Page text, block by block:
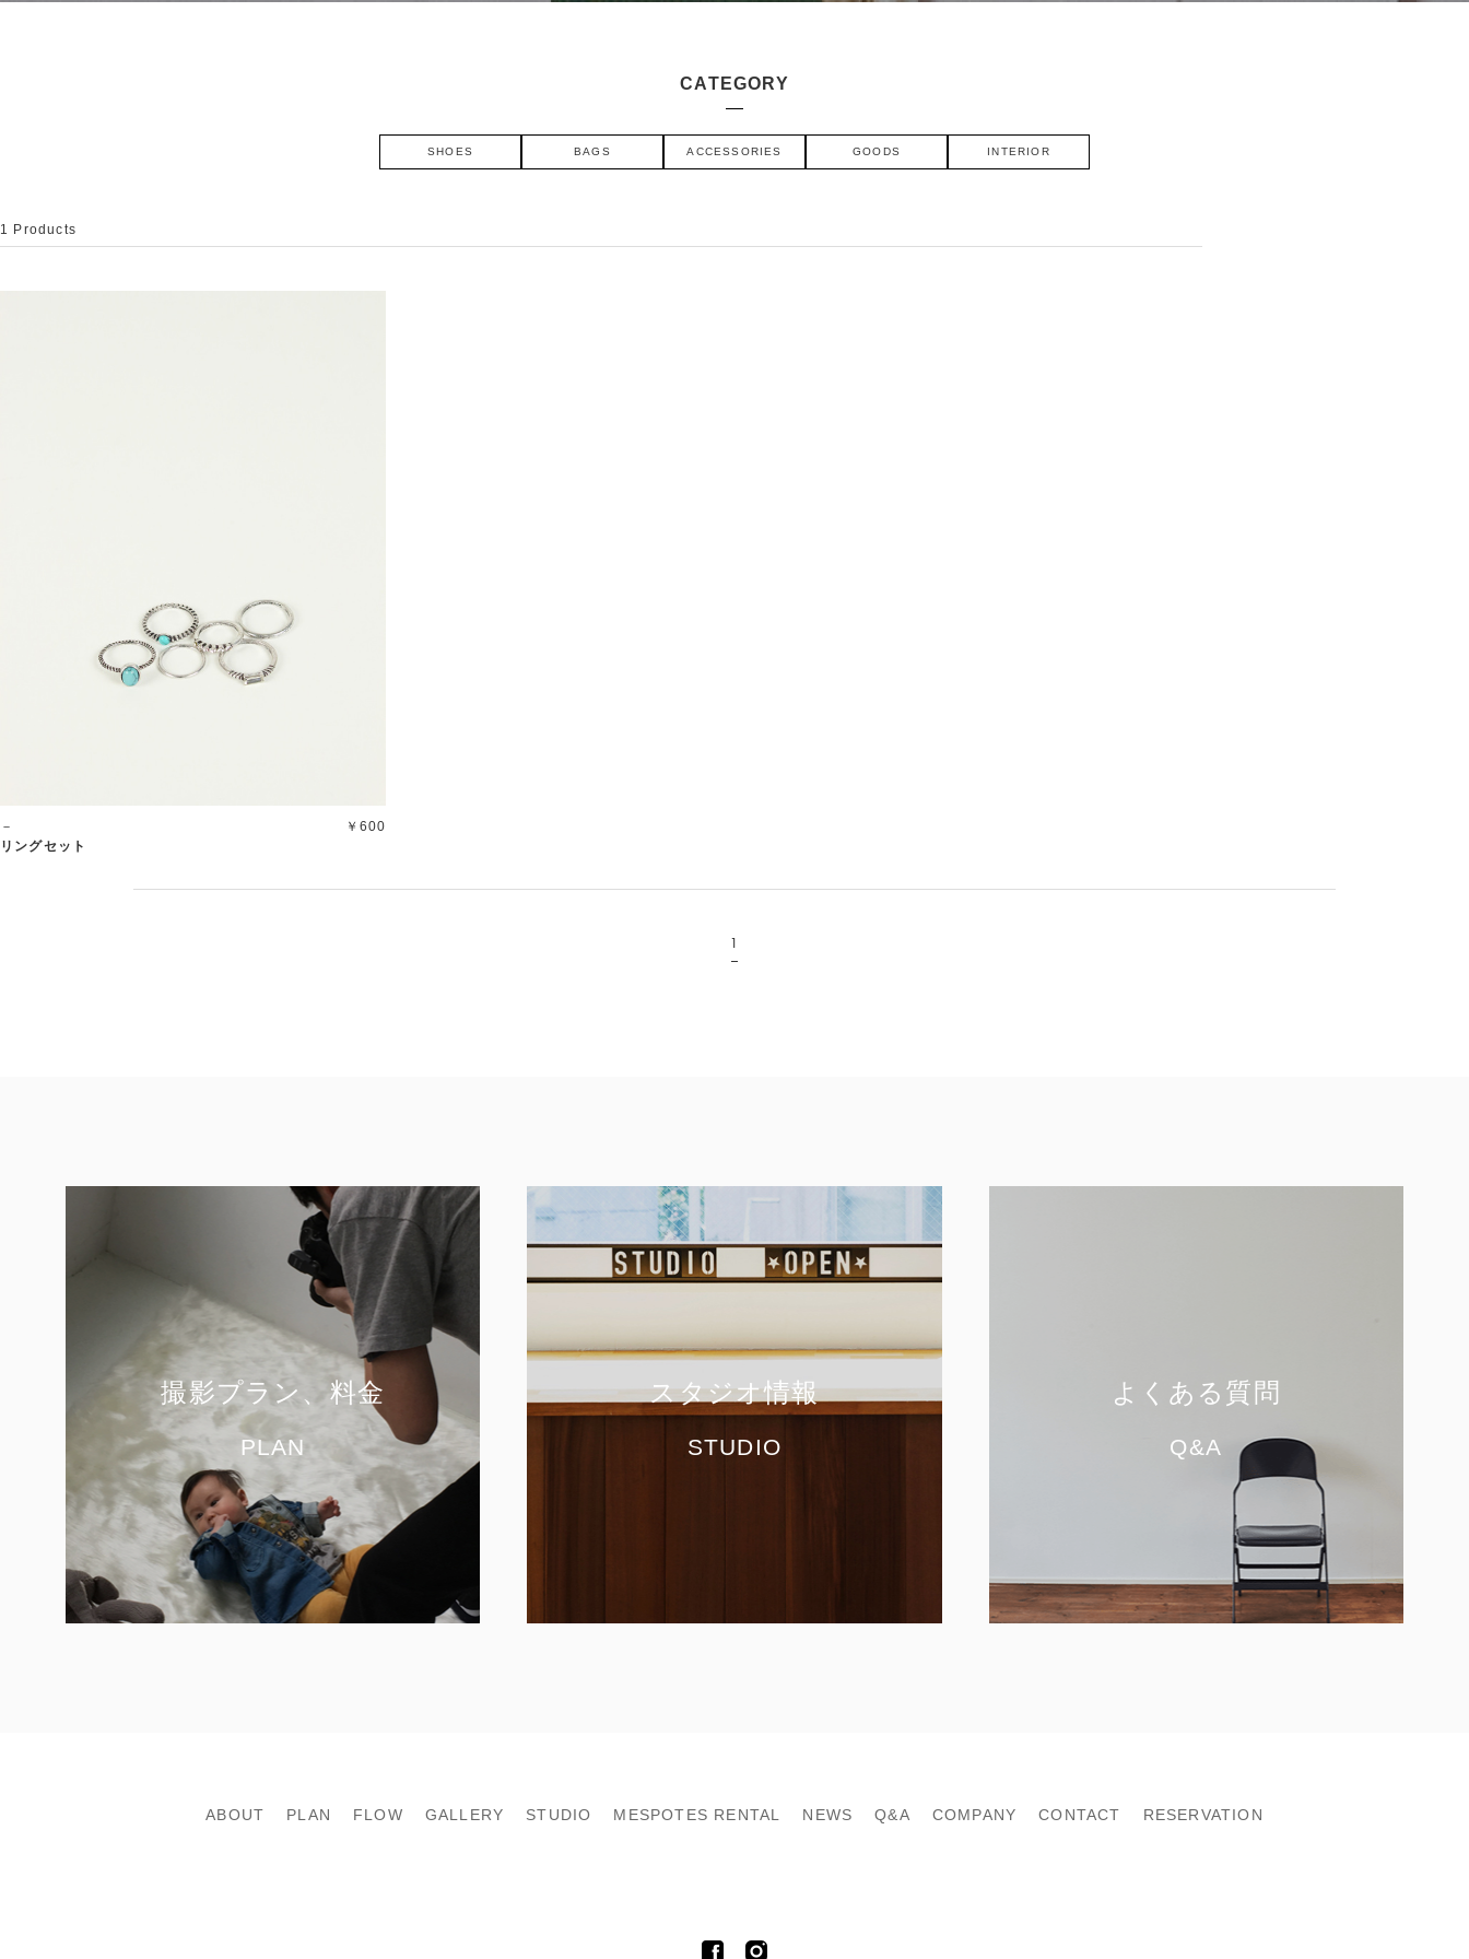
CATEGORY
SHOES BAGS ACCESSORIES GOODS INTERIOR
1 Products
－
￥600
リングセット
撮影プラン、料金
PLAN
スタジオ情報
STUDIO
よくある質問
Q&A
ABOUT PLAN FLOW GALLERY STUDIO MESPOTES RENTAL NEWS Q&A COMPANY CONTACT RESERVATION